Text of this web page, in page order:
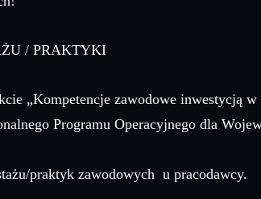
/ PRAKTYKI
„Kompetencje zawodowe inwestycją w
Programu Operacyjnego dla
praktyk zawodowych u pracodawcy.